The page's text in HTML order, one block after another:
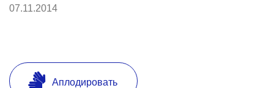
07.11.2014
Аплодировать